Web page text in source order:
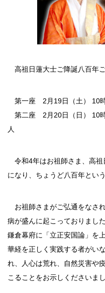
高祖日蓮大士ご降誕八百年
第一座 2月19日（土） 10
第二座 2月20日（日） 10
人
令和4年はお祖師さま、高祖
になり、ちょうど八百年とい
お祖師さまがご弘通をなさ
病が盛んに起こっておりまし
鎌倉幕府に「立正安国論」を
華経を正しく実践する者がい
れ、人心は荒れ、自然災害や
こることをお示しくださいまし